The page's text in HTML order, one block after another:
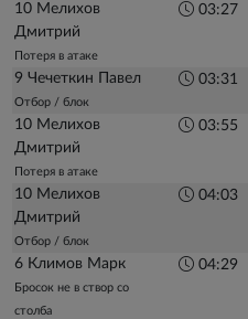
10 Мелихов
Дмитрий
Потеря в атаке
03:27
9 Чечеткин Павел
Отбор / блок
03:31
10 Мелихов
Дмитрий
Потеря в атаке
03:55
10 Мелихов
Дмитрий
Отбор / блок
04:03
6 Климов Марк
Бросок не в створ со
столба
04:29